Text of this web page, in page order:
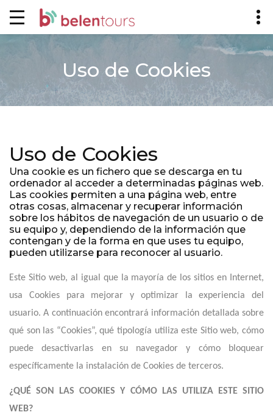
Uso de Cookies
Uso de Cookies
Una cookie es un fichero que se descarga en tu
ordenador al acceder a determinadas páginas web.
Las cookies permiten a una página web, entre
otras cosas, almacenar y recuperar información
sobre los hábitos de navegación de un usuario o de
su equipo y, dependiendo de la información que
contengan y de la forma en que uses tu equipo,
pueden utilizarse para reconocer al usuario.
Este Sitio web, al igual que la mayoría de los sitios en Internet,
usa Cookies para mejorar y optimizar la experiencia del
usuario. A continuación encontrará información detallada sobre
qué son las “Cookies”, qué tipología utiliza este Sitio web, cómo
puede desactivarlas en su navegador y cómo bloquear
específicamente la instalación de Cookies de terceros.
¿QUÉ SON LAS COOKIES Y CÓMO LAS UTILIZA ESTE SITIO
WEB?